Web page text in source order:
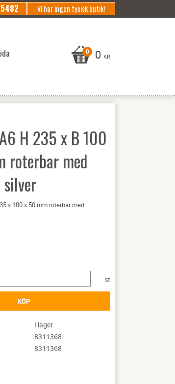
Vi har ingen fysisk butik!
0 KR
H 235 x B 100
roterbar med
x 100 x 50 mm roterbar med
st
KÖP
I lager
8311368
8311368